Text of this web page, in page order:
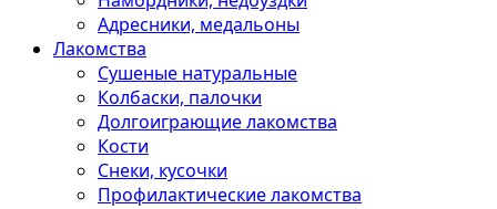
Адресники, медальоны
Лакомства
Сушеные натуральные
Колбаски, палочки
Долгоиграющие лакомства
Кости
Снеки, кусочки
Профилактические лакомства